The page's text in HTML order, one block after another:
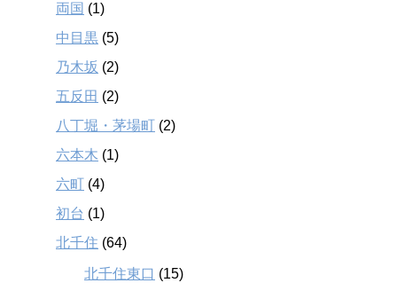
両国 (1)
中目黒 (5)
乃木坂 (2)
五反田 (2)
八丁堀・茅場町 (2)
六本木 (1)
六町 (4)
初台 (1)
北千住 (64)
北千住東口 (15)